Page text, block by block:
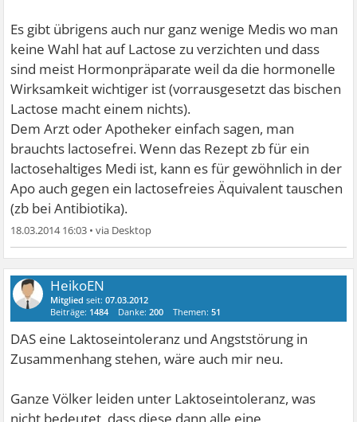
Es gibt übrigens auch nur ganz wenige Medis wo man
keine Wahl hat auf Lactose zu verzichten und dass
sind meist Hormonpräparate weil da die hormonelle
Wirksamkeit wichtiger ist (vorrausgesetzt das bischen
Lactose macht einem nichts).
Dem Arzt oder Apotheker einfach sagen, man
brauchts lactosefrei. Wenn das Rezept zb für ein
lactosehaltiges Medi ist, kann es für gewöhnlich in der
Apo auch gegen ein lactosefreies Äquivalent tauschen
(zb bei Antibiotika).
18.03.2014 16:03 •
HeikoEN
Mitglied seit:07.03.2012
Beiträge: 1484 Danke:200 Themen:51
DAS eine Laktoseintoleranz und Angststörung in
Zusammenhang stehen, wäre auch mir neu.
Ganze Völker leiden unter Laktoseintoleranz, was